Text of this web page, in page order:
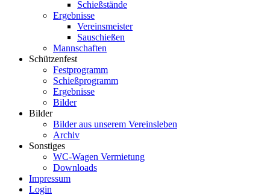
Schießstände
Ergebnisse
Vereinsmeister
Sauschießen
Mannschaften
Schützenfest
Festprogramm
Schießprogramm
Ergebnisse
Bilder
Bilder
Bilder aus unserem Vereinsleben
Archiv
Sonstiges
WC-Wagen Vermietung
Downloads
Impressum
Login